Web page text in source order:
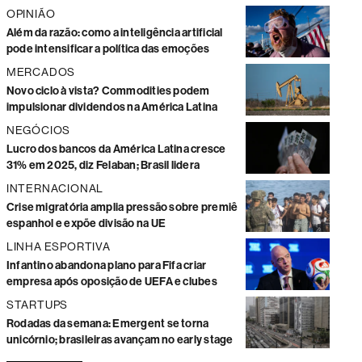
OPINIÃO
Além da razão: como a inteligência artificial
pode intensificar a política das emoções
MERCADOS
Novo ciclo à vista? Commodities podem
impulsionar dividendos na América Latina
NEGÓCIOS
Lucro dos bancos da América Latina cresce
31% em 2025, diz Felaban; Brasil lidera
INTERNACIONAL
Crise migratória amplia pressão sobre premiê
espanhol e expõe divisão na UE
LINHA ESPORTIVA
Infantino abandona plano para Fifa criar
empresa após oposição de UEFA e clubes
STARTUPS
Rodadas da semana: Emergent se torna
unicórnio; brasileiras avançam no early stage